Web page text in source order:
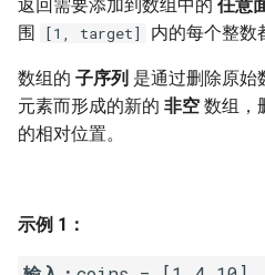
10.2. 青蛙跳台阶问题
11. 旋转数组的最小数字
12. 矩阵中的路径
14.1. 剪绳子
8. 和大于等于 target 的最短子
9. 乘积小于 K 的子数组
11. 和 1 个数相同的子数组
1.8. 零矩阵
1.9. 字符串轮转
2.1. 移除重复节点
2.3. 删除中间节点
返回需要添加到数组中的 任意
围
[1, target] 内的每个整数
数组的 子序列 是通过删除原始
元素而形成的新的 非空 数组，
的相对位置。
示例 1：